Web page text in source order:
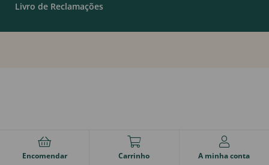
Livro de Reclamações
Encomendar Carrinho A minha conta